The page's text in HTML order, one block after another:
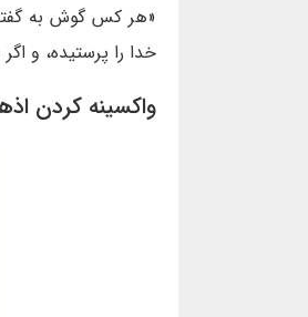
«هر كس گوش به
خدا را پرستيده، و
واکسینه کردن